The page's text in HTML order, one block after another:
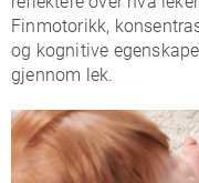
Finmotorikk,
og kognitive
gjennom lek.